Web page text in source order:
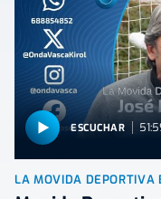
ESCUCHAR
LA MOVIDA DEPORTIVA